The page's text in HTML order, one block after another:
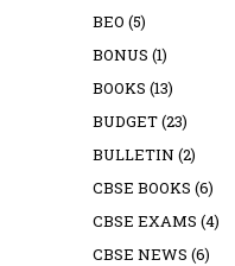
BEO (5)
BONUS (1)
BOOKS (13)
BUDGET(23)
BULLETIN (2)
CBSE BOOKS (6)
CBSE EXAMS (4)
CBSE NEWS (6)